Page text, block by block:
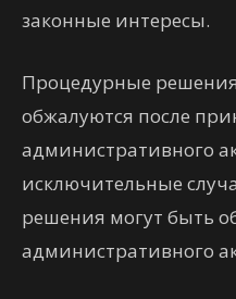
законные интересы.
Процедурные
обжалуются после
административного
исключительные
решения могут быть
административного